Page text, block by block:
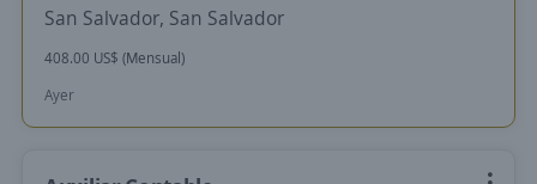
San Salvador, San Salvador
408.00 US$ (Mensual)
Ayer